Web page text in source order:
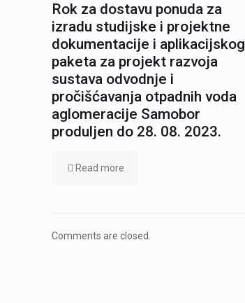
Rok za dostavu ponuda za
izradu studijske i projektne
dokumentacije i aplikacijskog
paketa za projekt razvoja
sustava odvodnje i
pročišćavanja otpadnih voda
aglomeracije Samobor
produljen do 28. 08. 2023.
Read more
Comments are closed.